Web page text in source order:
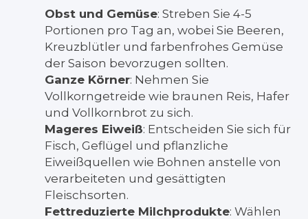
Obst und Gemüse: Streben Sie 4-5
Portionen pro Tag an, wobei Sie Beeren,
Kreuzblütler und farbenfrohes Gemüse
der Saison bevorzugen sollten.
Ganze Körner: Nehmen Sie
Vollkorngetreide wie braunen Reis, Hafer
und Vollkornbrot zu sich.
Mageres Eiweiß: Entscheiden Sie sich für
Fisch, Geflügel und pflanzliche
Eiweißquellen wie Bohnen anstelle von
verarbeiteten und gesättigten
Fleischsorten.
Fettreduzierte Milchprodukte: Wählen